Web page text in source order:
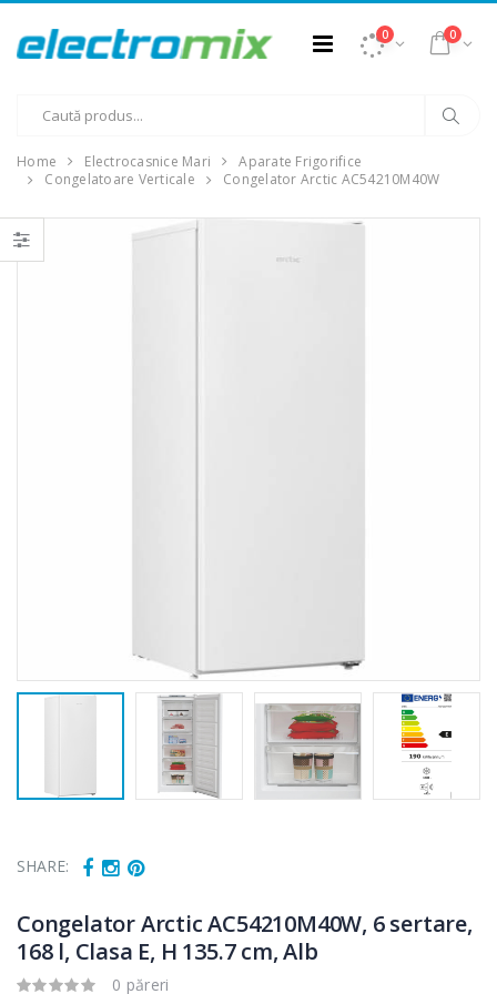
0 0
Home Electrocasnice Mari
Aparate Frigorifice
Congelatoare Verticale
Congelator Arctic AC54210M40W
SHARE:
Congelator Arctic AC54210M40W, 6 sertare,
168 l, Clasa E, H 135.7 cm, Alb
0 păreri
Fierbator